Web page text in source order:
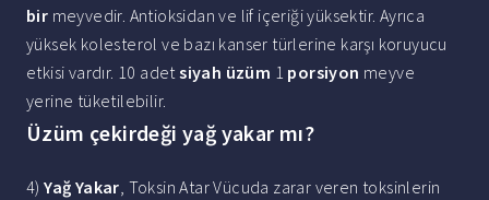
bir meyvedir. Antioksidan ve lif içeriği yüksektir. Ayrıca
yüksek kolesterol ve bazı kanser türlerine karşı koruyucu
etkisi vardır. 10 adetsiyah üzüm 1 porsiyon meyve
yerine tüketilebilir.
Üzüm çekirdeği yağ yakar mı?
4)Yağ Yakar, Toksin Atar Vücuda zarar veren toksinlerin